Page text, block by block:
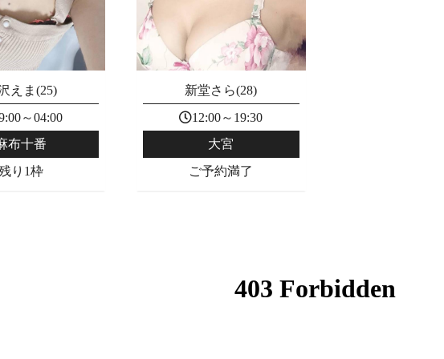
えま(25)
～04:00
布十番
り1枠
新堂さら(28)
12:00～19:30
大宮
ご予約満了